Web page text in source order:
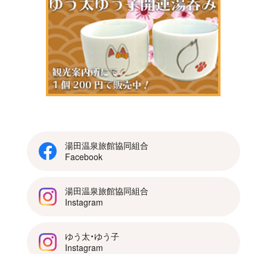
湯田温泉旅館協同組合
Facebook
湯田温泉旅館協同組合
Instagram
ゆう太・ゆう子
Instagram